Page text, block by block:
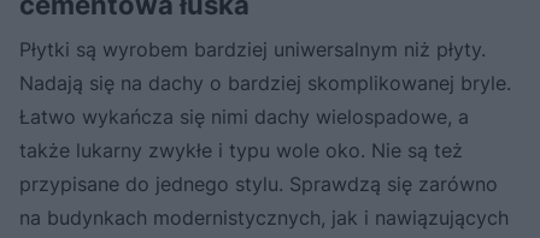
Płytki są wyrobem bardziej uniwersalnym niż płyty.
Nadają się na dachy o bardziej skomplikowanej bryle.
Łatwo wykańcza się nimi dachy wielospadowe, a
także lukarny zwykłe i typu wole oko. Nie są też
przypisane do jednego stylu. Sprawdzą się zarówno
na budynkach modernistycznych, jak i nawiązujących